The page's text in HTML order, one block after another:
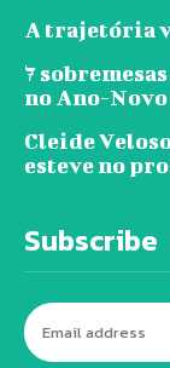
A trajetória
7
no Ano-Novo
Cleide
esteve no
Subscribe